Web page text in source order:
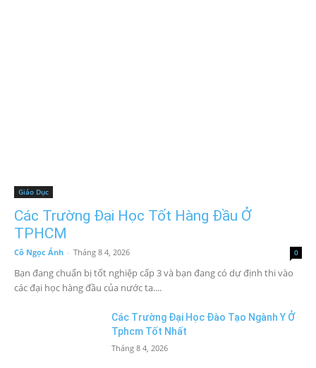
Giáo Dục
Các Trường Đại Học Tốt Hàng Đầu Ở
TPHCM
Cô Ngọc Ánh - Tháng 8 4, 2026 0
Bạn đang chuẩn bị tốt nghiệp cấp 3 và bạn đang có dự định thi vào
các đại học hàng đầu của nước ta....
Các Trường Đại Học Đào Tạo Ngành Y Ở
Tphcm Tốt Nhất
Tháng 8 4, 2026